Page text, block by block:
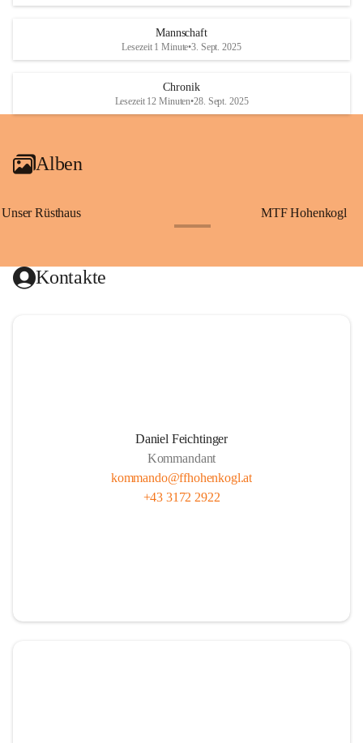
Mannschaft
Lesezeit 1 Minute•3. Sept. 2025
Chronik
Lesezeit 12 Minuten•28. Sept. 2025
Alben
Unser Rüsthaus MTF Hohenkogl
Kontakte
Daniel Feichtinger
Kommandant
kommando@ffhohenkogl.at
+43 3172 2922